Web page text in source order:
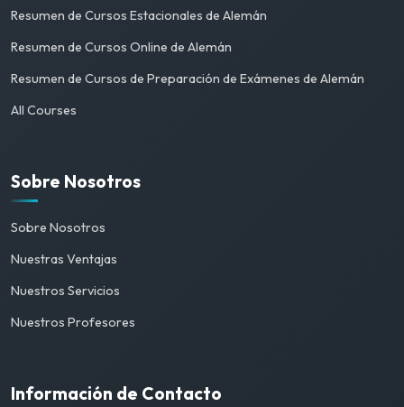
Resumen de Cursos Estacionales de Alemán
Resumen de Cursos Online de Alemán
Resumen de Cursos de Preparación de Exámenes de Alemán
All Courses
Sobre Nosotros
Sobre Nosotros
Nuestras Ventajas
Nuestros Servicios
Nuestros Profesores
Información de Contacto